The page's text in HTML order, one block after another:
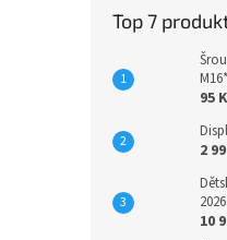
Top 7
95
2
2026
10